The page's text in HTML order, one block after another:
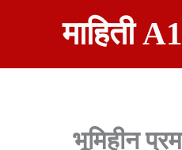
माहिती A1
भूमिहीन